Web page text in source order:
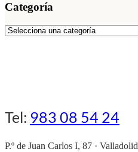
Categoría
Tel: 983 08 54 24
P.º de Juan Carlos I, 87 · Valladolid